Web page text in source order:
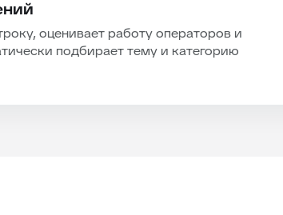
оценивает работу операторов и
подбирает тему и категорию